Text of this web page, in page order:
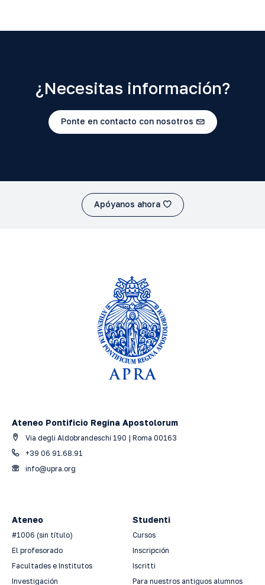
¿Necesitas información?
Ponte en contacto con nosotros
Apóyanos ahora
Ateneo Pontificio Regina Apostolorum
Via degli Aldobrandeschi 190 | Roma 00163
+39 06 91.68.91
info@upra.org
Ateneo
#1006 (sin título)
El profesorado
Facultades e Institutos
Investigación
Studenti
Cursos
Inscripción
Iscritti
Para nuestros antiguos alumnos